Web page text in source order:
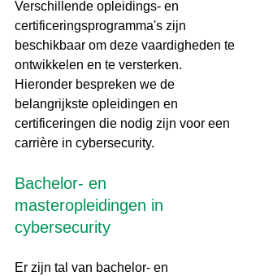
Verschillende opleidings- en
certificeringsprogramma's zijn
beschikbaar om deze vaardigheden te
ontwikkelen en te versterken.
Hieronder bespreken we de
belangrijkste opleidingen en
certificeringen die nodig zijn voor een
carrière in cybersecurity.
Bachelor- en
masteropleidingen in
cybersecurity
Er zijn tal van bachelor- en